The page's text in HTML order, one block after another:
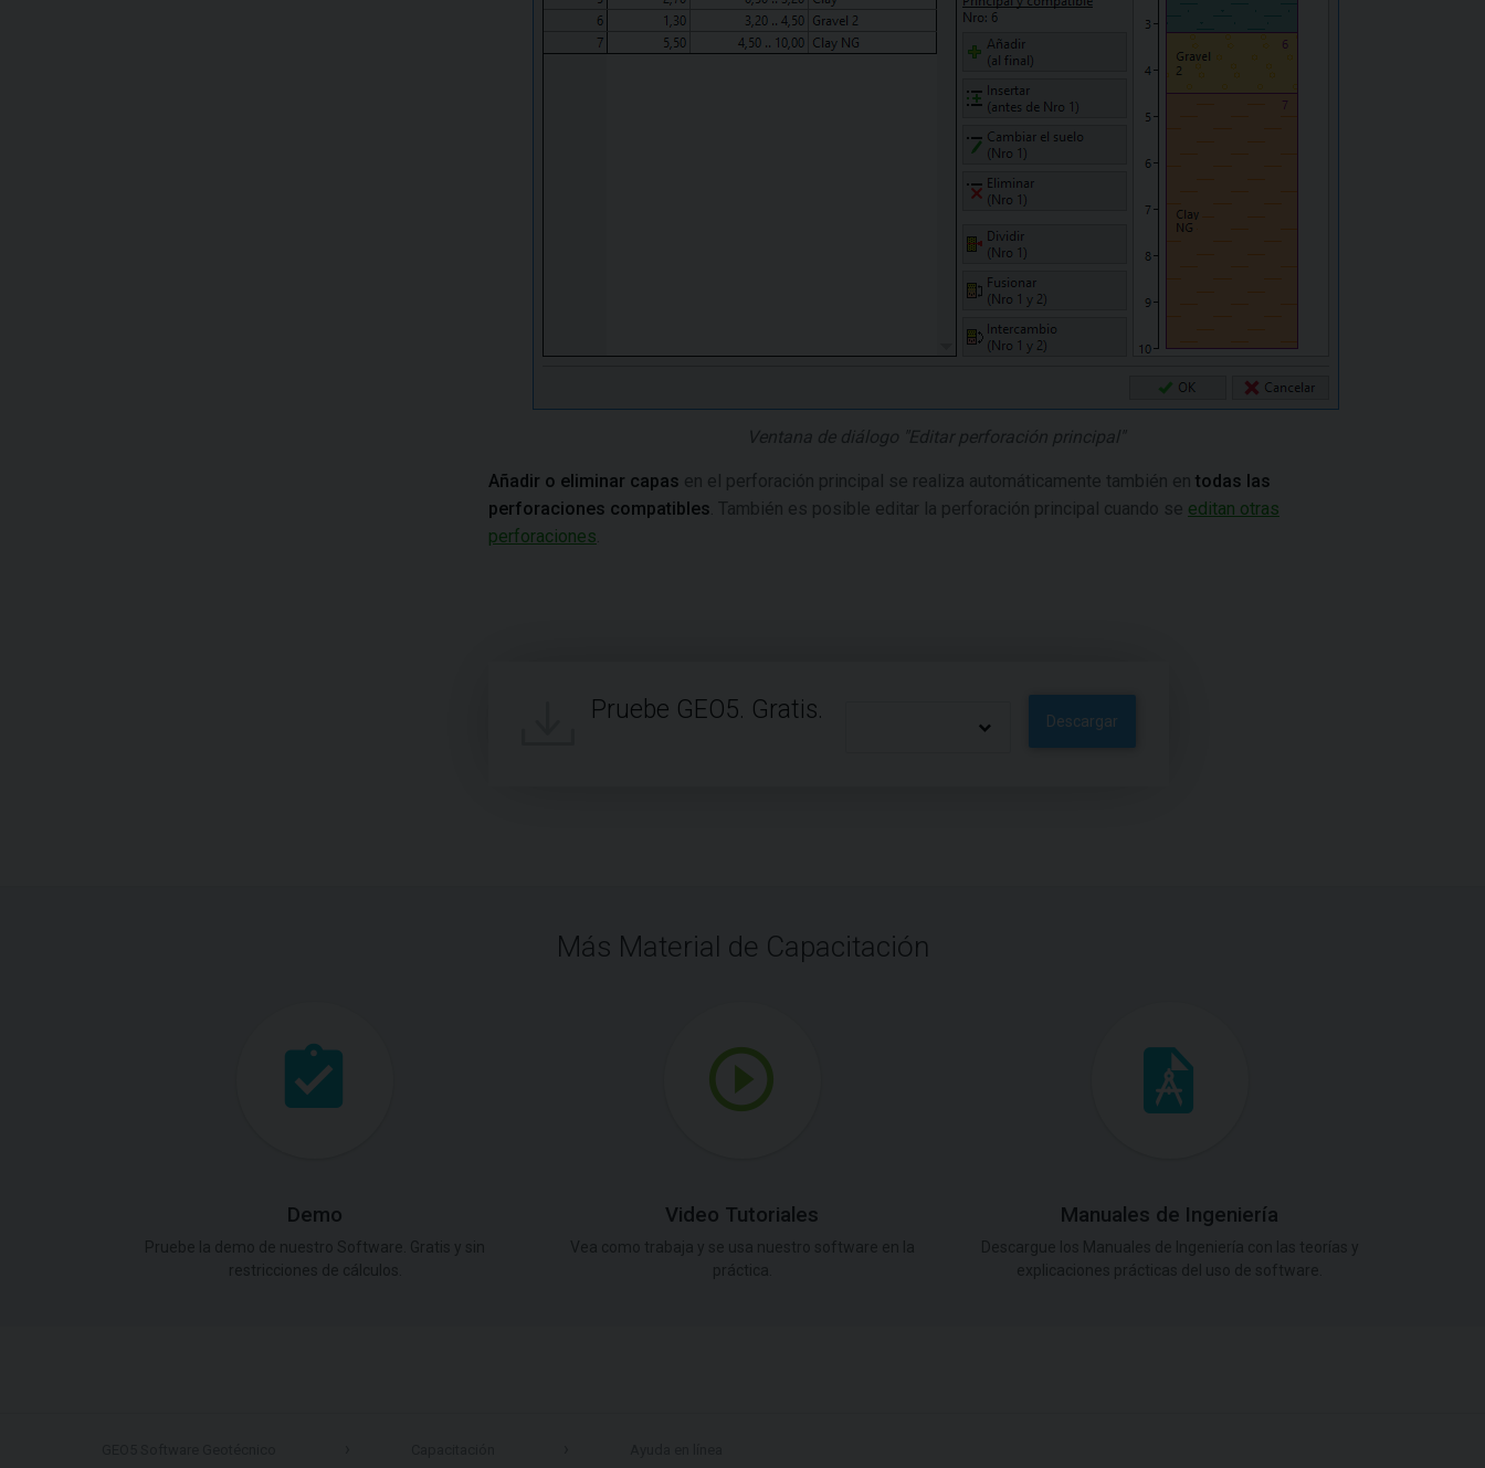
Ventana de diálogo "Editar perforación principal"
Añadir o eliminar capas en el perforación principal se realiza automáticamente también en todas las
perforaciones compatibles . También es posible editar la perforación principal cuando se editan otras
perforaciones
Pruebe GEO5. Gratis. Descargar
Más Material de Capacitación
Demo Video Tutoriales Manuales de Ingeniería